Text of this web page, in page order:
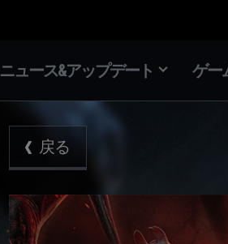
ニュース&アップデート ゲー
戻る